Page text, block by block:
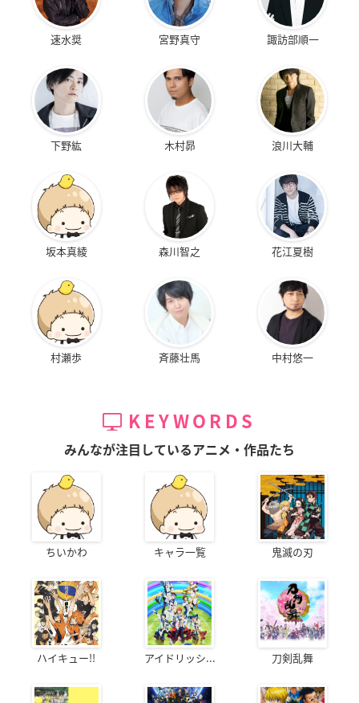
速水奨 宮野真守 諏訪部順一
下野紘 木村昴 浪川大輔
坂本真綾 森川智之 花江夏樹
村瀬歩 斉藤壮馬 中村悠一
KEYWORDS
みんなが注目しているアニメ・作品たち
ちいかわ キャラ一覧 鬼滅の刃
ハイキュー!! アイドリッシ... 刀剣乱舞